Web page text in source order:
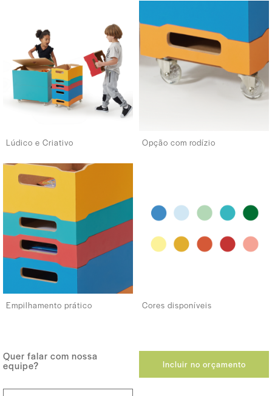
Lúdico e Criativo Opção com rodízio
Empilhamento prático Cores disponíveis
Quer falar com nossa
equipe? Incluir no orçamento